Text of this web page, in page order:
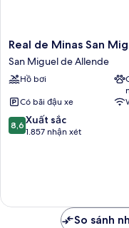
Real
de
Minas
San
de
Allende
San
Real de Minas San
San Miguel de Allende
Hồ bơi
Có bãi đậu xe
8.6
trên
xét
8,6 Xuất sắc
1.857 nhận xét
So sánh